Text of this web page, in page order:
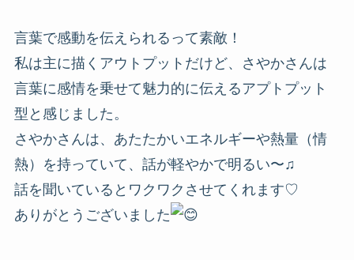
言葉で感動を伝えられるって素敵！
私は主に描くアウトプットだけど、さやかさんは
言葉に感情を乗せて魅力的に伝えるアプトプット
型と感じました。
さやかさんは、あたたかいエネルギーや熱量（情
熱）を持っていて、話が軽やかで明るい〜♫
話を聞いているとワクワクさせてくれます♡
ありがとうございました